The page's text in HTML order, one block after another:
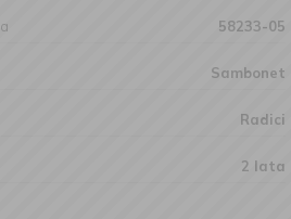
58233-05
Sambonet
Radici
2 lata